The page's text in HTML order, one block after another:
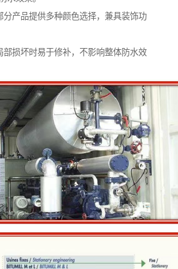
分产品提供多种颜色选择，兼具装饰功
部损坏时易于修补，不影响整体防水效